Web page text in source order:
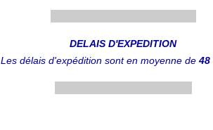
DELAIS D'EXPEDITION
Les délais d'expédition sont en moyenne de 48